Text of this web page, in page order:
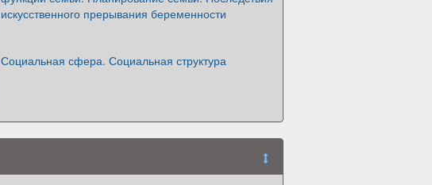
искусственного прерывания беременности
Социальная сфера. Социальная структура